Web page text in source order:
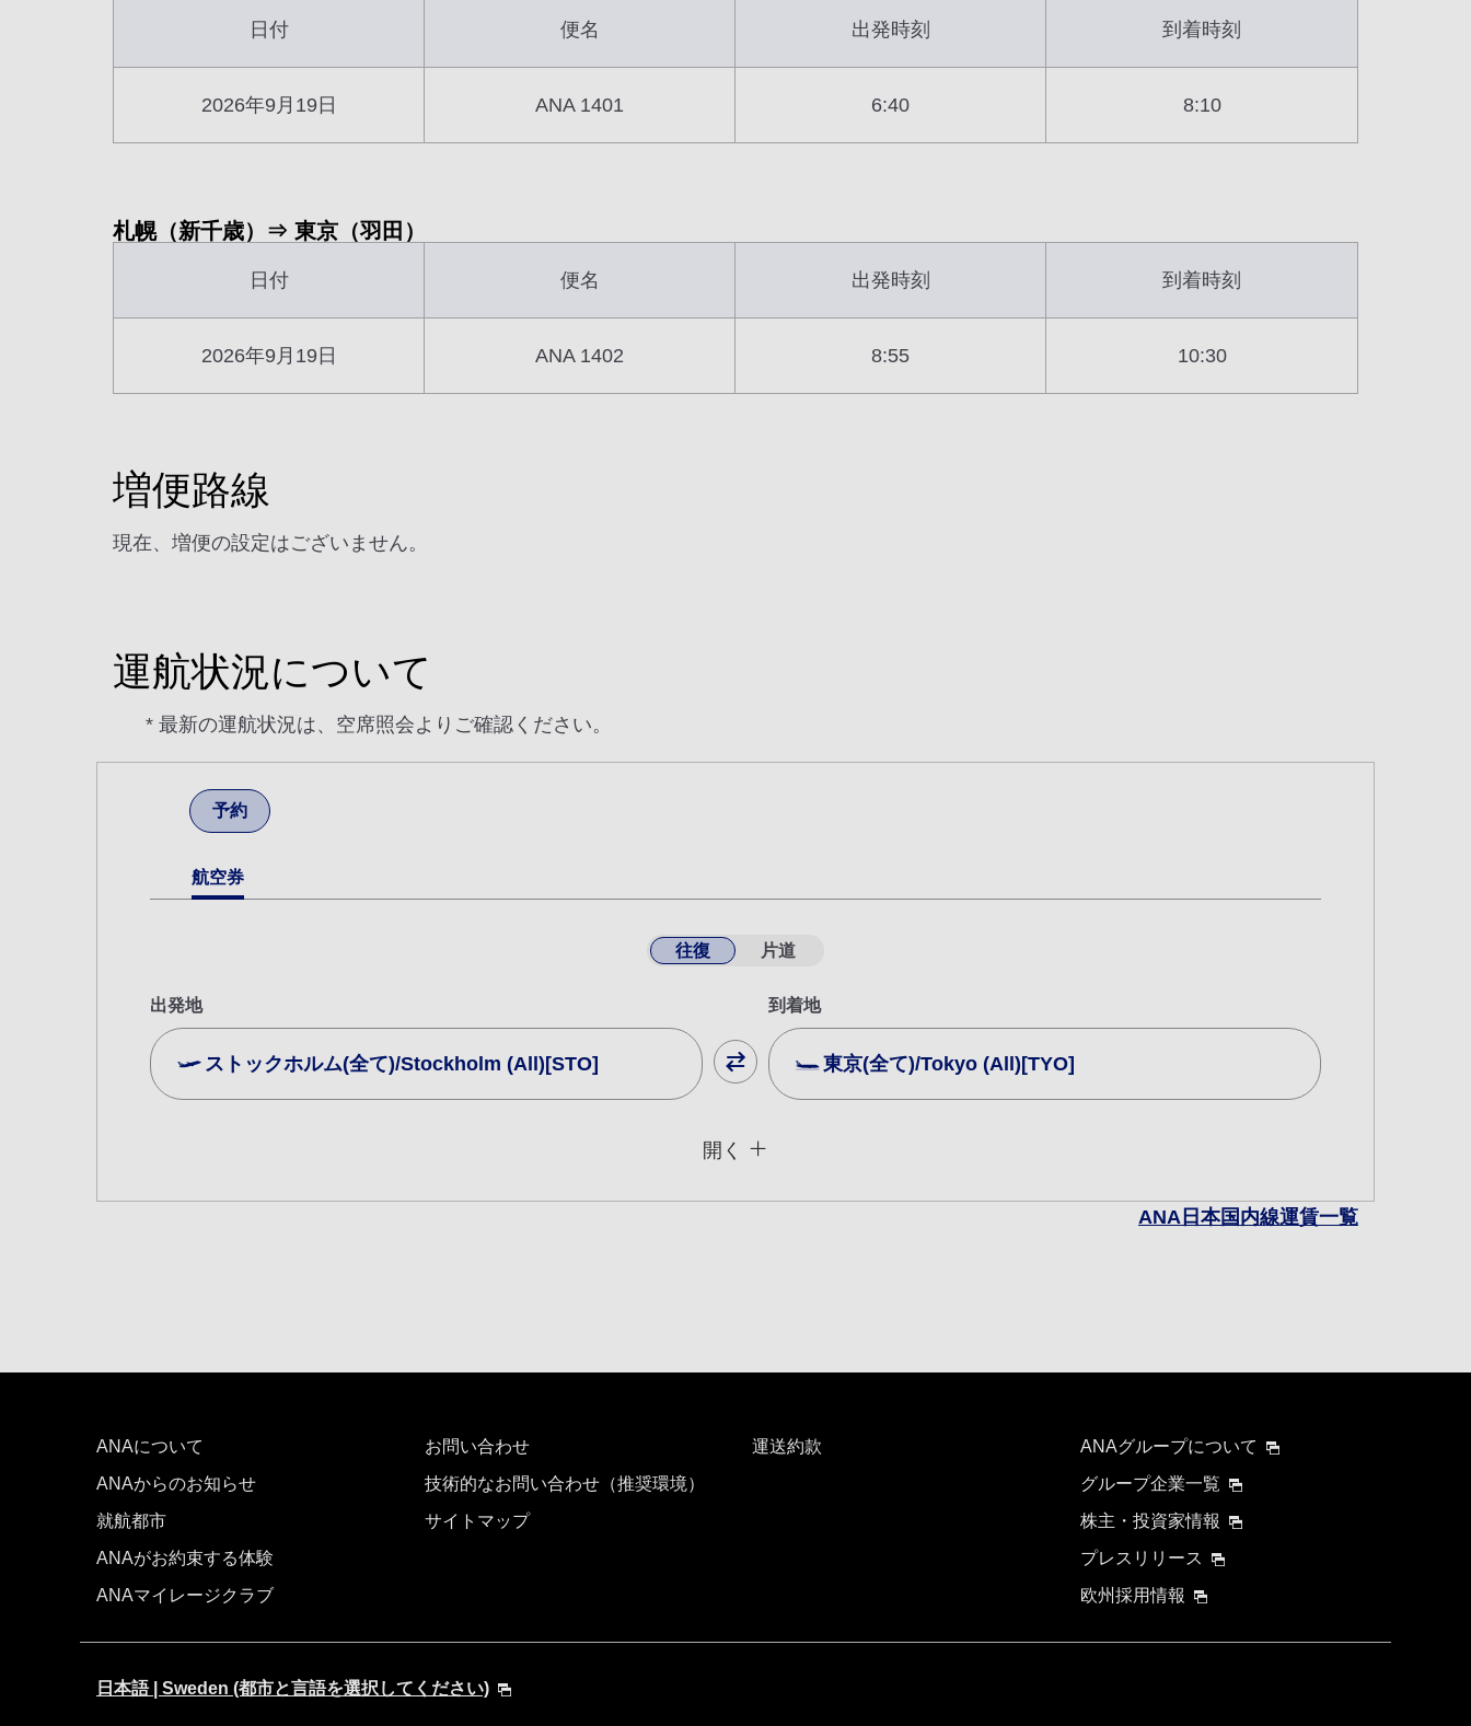
日付 便名 出発時刻 到着時刻
2026年9月19日 ANA 1401 6:40 8:10
札幌（新千歳）⇒ 東京（羽田）
日付 便名 出発時刻 到着時刻
2026年9月19日 ANA 1402 8:55 10:30
増便路線
現在、増便の設定はございません。
運航状況について
* 最新の運航状況は、空席照会よりご確認ください。
予約
航空券
往復 片道
出発地
ストックホルム(全て)/Stockholm (All)[STO]
到着地
東京(全て)/Tokyo (All)[TYO]
1人
・表示金額と空席状況は最新ではない場合があります。[検索する]ボタンより最新の空席照会結果をご確認ください。
開く
ANA日本国内線運賃一覧
ANAについて
ANAからのお知らせ
就航都市
ANAがお約束する体験
ANAマイレージクラブ
お問い合わせ
技術的なお問い合わせ（推奨環境）
サイトマップ
運送約款
ANAグループについて
グループ企業一覧
株主・投資家情報
プレスリリース
欧州採用情報
日本語 | Sweden (都市と言語を選択してください)